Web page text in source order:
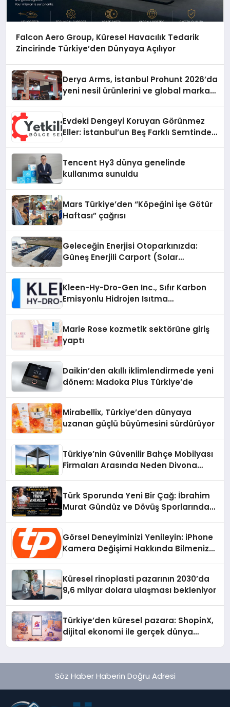
Falcon Aero Group, Küresel Havacılık Tedarik
Zincirinde Türkiye’den Dünyaya Açılıyor
Derya Arms, İstanbul Prohunt 2026’da
yeni nesil ürünlerini ve global marka
Evdeki Dengeyi Koruyan Görünmez
Eller: İstanbul’un Beş Farklı Semtinde
Tencent Hy3 dünya genelinde
kullanıma sunuldu
Mars Türkiye’den “Köpeğini İşe Götür
Haftası” çağrısı
Geleceğin Enerjisi Otoparkınızda:
Güneş Enerjili Carport (Solar
Kleen-Hy-Dro-Gen Inc., Sıfır Karbon
Emisyonlu Hidrojen Isıtma
Marie Rose kozmetik sektörüne giriş
yaptı
Daikin’den akıllı iklimlendirmede yeni
dönem: Madoka Plus Türkiye’de
Mirabellix, Türkiye’den dünyaya
uzanan güçlü büyümesini sürdürüyor
Türkiye’nin Güvenilir Bahçe Mobilyası
Firmaları Arasında Neden Divona
Türk Sporunda Yeni Bir Çağ: İbrahim
Murat Gündüz ve Dövüş Sporlarında
Görsel Deneyiminizi Yenileyin: iPhone
Kamera Değişimi Hakkında Bilmeniz
Küresel rinoplasti pazarının 2030’da
9,6 milyar dolara ulaşması bekleniyor
Türkiye’den küresel pazara: ShopinX,
dijital ekonomi ile gerçek dünya
Söz Haber Haberin Doğru Adresi